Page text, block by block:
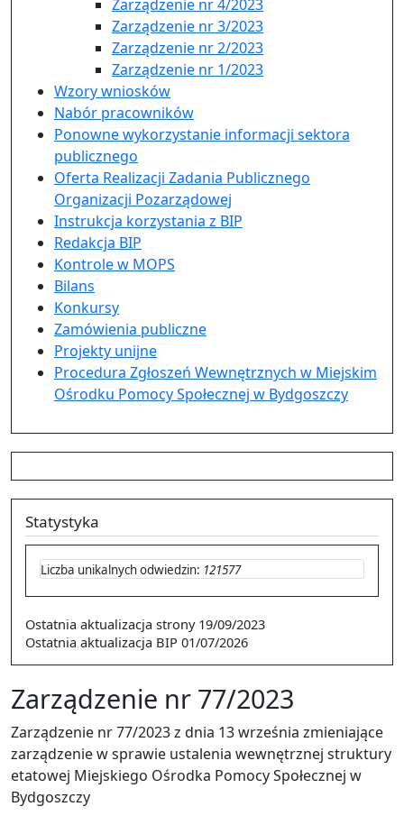
Zarządzenie nr 77/2023
Zarządzenie nr 77/2023 z dnia 13 września zmieniające
zarządzenie w sprawie ustalenia wewnętrznej struktury
etatowej Miejskiego Ośrodka Pomocy Społecznej w
Bydgoszczy
Zarządzenie nr 4/2023
Zarządzenie nr 3/2023
Zarządzenie nr 2/2023
Zarządzenie nr 1/2023
Wzory wniosków
Nabór pracowników
Ponowne wykorzystanie informacji sektora
publicznego
Oferta Realizacji Zadania Publicznego
Organizacji Pozarządowej
Instrukcja korzystania z BIP
Redakcja BIP
Kontrole w MOPS
Bilans
Konkursy
Zamówienia publiczne
Projekty unijne
Procedura Zgłoszeń Wewnętrznych w Miejskim
Ośrodku Pomocy Społecznej w Bydgoszczy
Statystyka
Liczba unikalnych odwiedzin: 121577
Ostatnia aktualizacja strony 19/09/2023
Ostatnia aktualizacja BIP 01/07/2026